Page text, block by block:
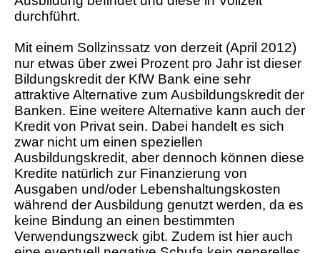
durchführt.
Mit einem Sollzinssatz von derzeit (April 2012)
nur etwas über zwei Prozent pro Jahr ist dieser
Bildungskredit der KfW Bank eine sehr
attraktive Alternative zum Ausbildungskredit der
Banken. Eine weitere Alternative kann auch der
Kredit von Privat sein. Dabei handelt es sich
zwar nicht um einen speziellen
Ausbildungskredit, aber dennoch können diese
Kredite natürlich zur Finanzierung von
Ausgaben und/oder Lebenshaltungskosten
während der Ausbildung genutzt werden, da es
keine Bindung an einen bestimmten
Verwendungszweck gibt. Zudem ist hier auch